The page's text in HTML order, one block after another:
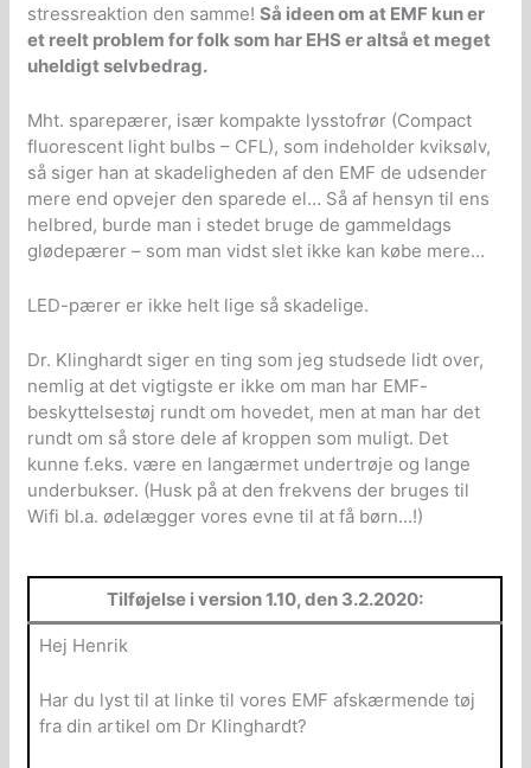
stressreaktion den samme!Så ideen om at EMF kun er
et reelt problem for folk som har EHS er altså et meget
uheldigt selvbedrag.
Mht. sparepærer, især kompakte lysstofrør (Compact
fluorescent light bulbs – CFL), som indeholder kviksølv,
så siger han at skadeligheden af den EMF de udsender
mere end opvejer den sparede el… Så af hensyn til ens
helbred, burde man i stedet bruge de gammeldags
glødepærer – som man vidst slet ikke kan købe mere…
LED-pærer er ikke helt lige så skadelige.
Dr. Klinghardt siger en ting som jeg studsede lidt over,
nemlig at det vigtigste er ikke om man har EMF-
beskyttelsestøj rundt om hovedet, men at man har det
rundt om så store dele af kroppen som muligt. Det
kunne f.eks. være en langærmet undertrøje og lange
underbukser. (Husk på at den frekvens der bruges til
Wifi bl.a. ødelægger vores evne til at få børn…!)
Tilføjelse i version 1.10, den 3.2.2020:
Hej Henrik
Har du lyst til at linke til vores EMF afskærmende tøj
fra din artikel om Dr Klinghardt?